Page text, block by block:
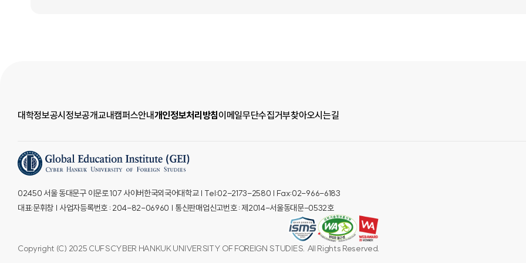
대학정보공시정보공개교내캠퍼스안내개인정보처리방침이메일무단수집거부찾아오시는길
02450 서울 동대문구 이문로 107 사이버한국외국어대학교 | Tel:02-2173-2580 | Fax:02-966-6183
대표:문휘창 | 사업자등록번호 : 204-82-06960 | 통신판매업신고번호 : 제2014-서울동대문-0532호
Copyright (C) 2025 CUFSCYBER HANKUK UNIVERSITY OF FOREIGN STUDIES. All Rights Reserved.